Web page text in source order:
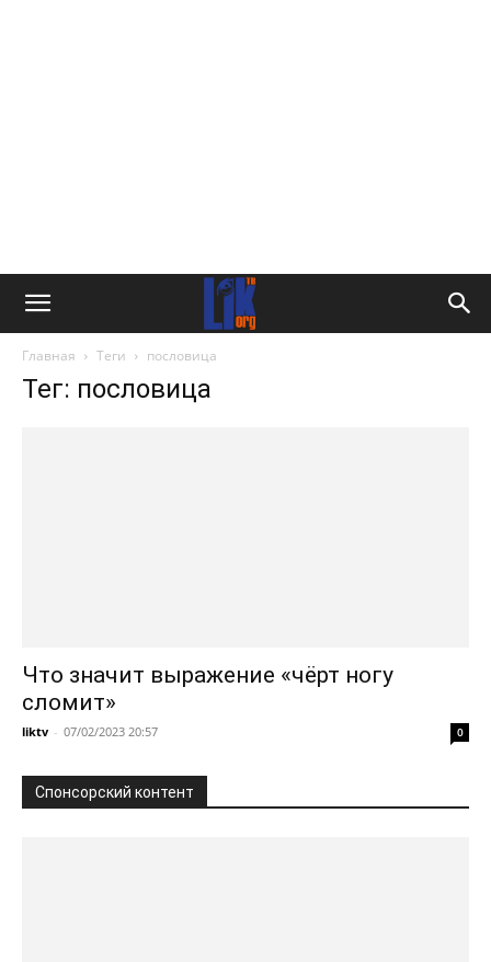
Главная Теги пословица
Тег: пословица
Что значит выражение «чёрт ногу
сломит»
liktv - 07/02/2023 20:57 0
Спонсорский контент